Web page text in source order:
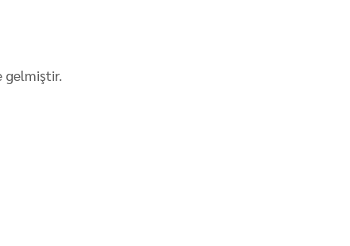
gelmiştir.